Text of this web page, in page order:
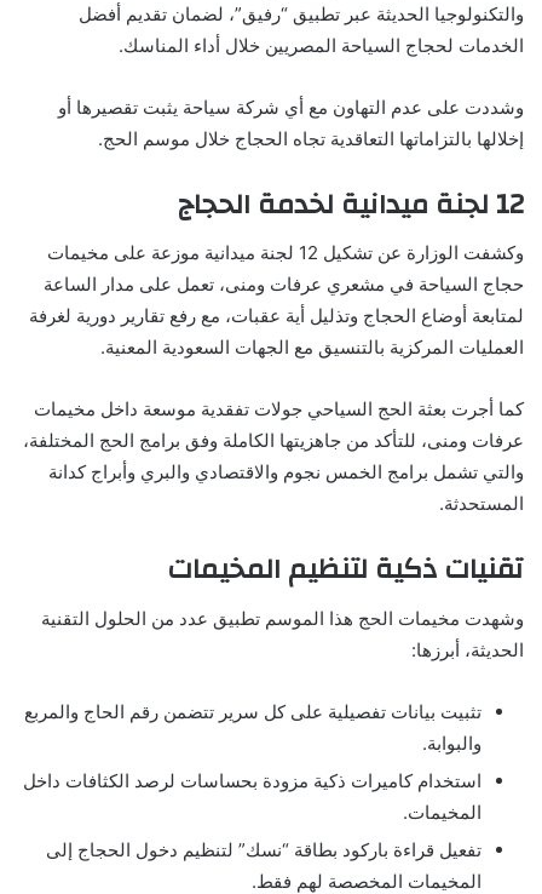
والتكنولوجيا الحديثة عبر تطبيق “رفيق”، لضمان تقديم أفضل
الخدمات لحجاج السياحة المصريين خلال أداء المناسك.
وشددت على عدم التهاون مع أي شركة سياحة يثبت تقصيرها أو
إخلالها بالتزاماتها التعاقدية تجاه الحجاج خلال موسم الحج.
12 لجنة ميدانية لخدمة الحجاج
وكشفت الوزارة عن تشكيل 12 لجنة ميدانية موزعة على مخيمات
حجاج السياحة في مشعري عرفات ومنى، تعمل على مدار الساعة
لمتابعة أوضاع الحجاج وتذليل أية عقبات، مع رفع تقارير دورية لغرفة
العمليات المركزية بالتنسيق مع الجهات السعودية المعنية.
كما أجرت بعثة الحج السياحي جولات تفقدية موسعة داخل مخيمات
عرفات ومنى، للتأكد من جاهزيتها الكاملة وفق برامج الحج المختلفة،
والتي تشمل برامج الخمس نجوم والاقتصادي والبري وأبراج كدانة
المستحدثة.
تقنيات ذكية لتنظيم المخيمات
وشهدت مخيمات الحج هذا الموسم تطبيق عدد من الحلول التقنية
الحديثة، أبرزها:
تثبيت بيانات تفصيلية على كل سرير تتضمن رقم الحاج والمربع
والبوابة.
استخدام كاميرات ذكية مزودة بحساسات لرصد الكثافات داخل
المخيمات.
تفعيل قراءة باركود بطاقة “نسك” لتنظيم دخول الحجاج إلى
المخيمات المخصصة لهم فقط.